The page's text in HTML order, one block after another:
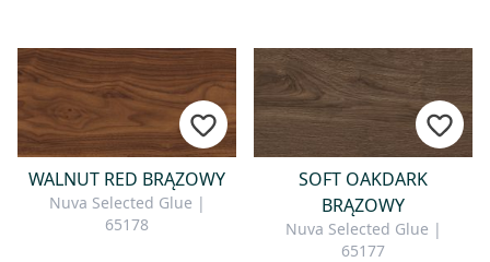
WALNUT RED BRĄZOWY
Nuva Selected Glue |
65178
SOFT OAKDARK
BRĄZOWY
Nuva Selected Glue |
65177